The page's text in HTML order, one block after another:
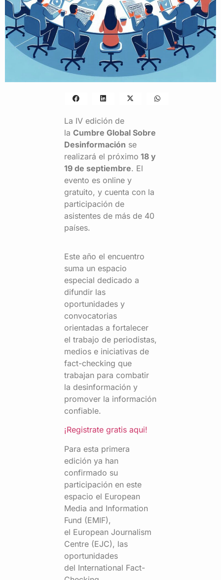
La IV edición de
la Cumbre Global Sobre
Desinformación se
realizará el próximo 18 y
19 de septiembre. El
evento es online y
gratuito, y cuenta con la
participación de
asistentes de más de 40
países.
Este año el encuentro
suma un espacio
especial dedicado a
difundir las
oportunidades y
convocatorias
orientadas a fortalecer
el trabajo de periodistas,
medios e iniciativas de
fact-checking que
trabajan para combatir
la desinformación y
promover la información
confiable.
¡Registrate gratis aqui!
Para esta primera
edición ya han
confirmado su
participación en este
espacio el European
Media and Information
Fund (EMIF),
el European Journalism
Centre (EJC), las
oportunidades
del International Fact-